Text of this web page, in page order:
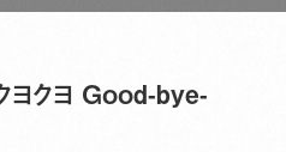
ヨクヨ Good-bye-